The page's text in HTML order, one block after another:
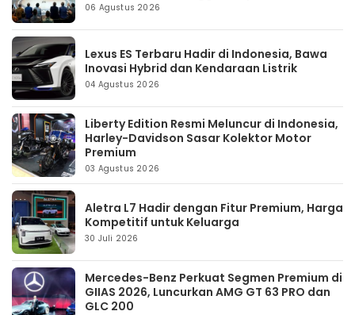
06 Agustus 2026
Lexus ES Terbaru Hadir di Indonesia, Bawa
Inovasi Hybrid dan Kendaraan Listrik
04 Agustus 2026
Liberty Edition Resmi Meluncur di Indonesia,
Harley-Davidson Sasar Kolektor Motor
Premium
03 Agustus 2026
Aletra L7 Hadir dengan Fitur Premium, Harga
Kompetitif untuk Keluarga
30 Juli 2026
Mercedes-Benz Perkuat Segmen Premium di
GIIAS 2026, Luncurkan AMG GT 63 PRO dan
GLC 200